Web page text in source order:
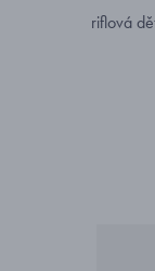
riflová